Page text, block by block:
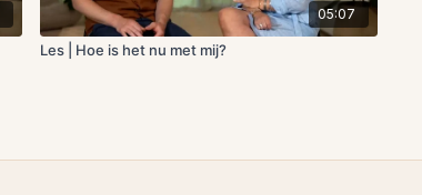
05:07
Les | Hoe is het nu met mij?